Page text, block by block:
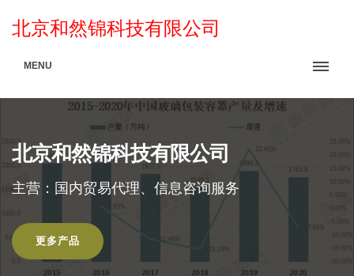
北京和然锦科技有限公司
MENU
北京和然锦科技有限公司
主营：国内贸易代理、信息咨询服务
更多产品